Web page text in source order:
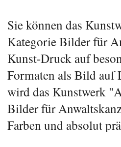
Sie können das
Kategorie Bilder für
Kunst-Druck auf
Formaten als Bild auf
wird das Kunstwerk
Bilder für
Farben und absolut